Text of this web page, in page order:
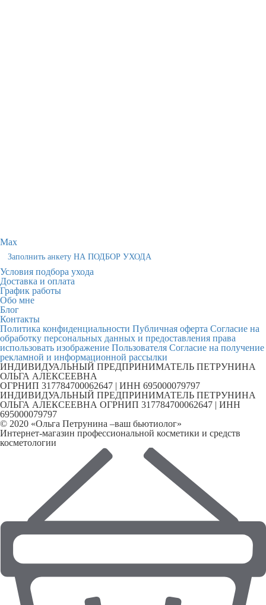
Max
Заполнить анкету НА ПОДБОР УХОДА
Условия подбора ухода
Доставка и оплата
График работы
Обо мне
Блог
Контакты
Политика конфиденциальности Публичная оферта Согласие на
обработку персональных данных и предоставления права
использовать изображение Пользователя Согласие на получение
рекламной и информационной рассылки
ИНДИВИДУАЛЬНЫЙ ПРЕДПРИНИМАТЕЛЬ ПЕТРУНИНА
ОЛЬГА АЛЕКСЕЕВНА
ОГРНИП 317784700062647 | ИНН 695000079797
ИНДИВИДУАЛЬНЫЙ ПРЕДПРИНИМАТЕЛЬ ПЕТРУНИНА
ОЛЬГА АЛЕКСЕЕВНА ОГРНИП 317784700062647 | ИНН
695000079797
© 2020 «Ольга Петрунина –ваш бьютиолог»
Интернет-магазин профессиональной косметики и средств
косметологии